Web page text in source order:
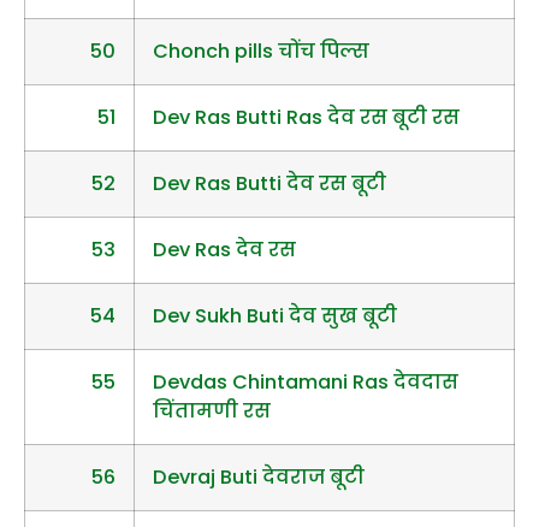
50 Chonch pills चोंच पिल्स
51 Dev Ras Butti Ras देव रस बूटी रस
52 Dev Ras Butti देव रस बूटी
53 Dev Ras देव रस
54 Dev Sukh Buti देव सुख बूटी
55
Devdas Chintamani Ras देवदास
चिंतामणी रस
56 Devraj Buti देवराज बूटी